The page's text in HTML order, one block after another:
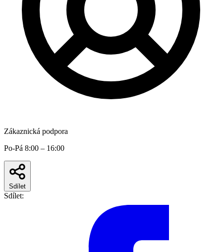
Zákaznická podpora
Po-Pá 8:00 – 16:00
Sdílet
Sdílet: